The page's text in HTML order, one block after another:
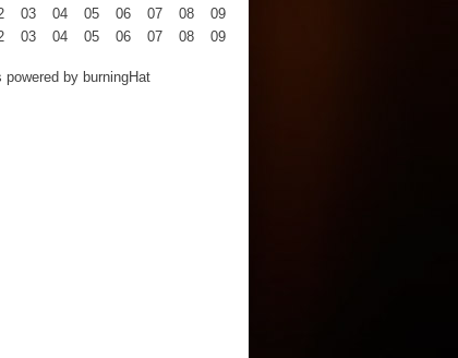
03 04 05 06 07 08 09
03 04 05 06 07 08 09
powered by burningHat